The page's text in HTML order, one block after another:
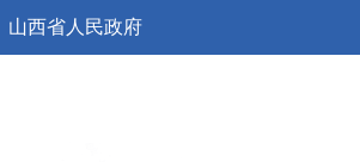
山西省人民政府